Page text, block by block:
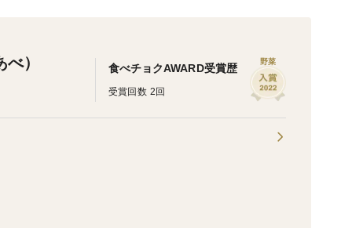
） 食べチョクAWARD受賞歴
受賞回数 2回
野菜